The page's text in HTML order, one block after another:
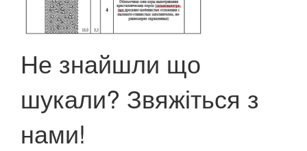
Не знайшли що
шукали? Звяжіться з
нами!